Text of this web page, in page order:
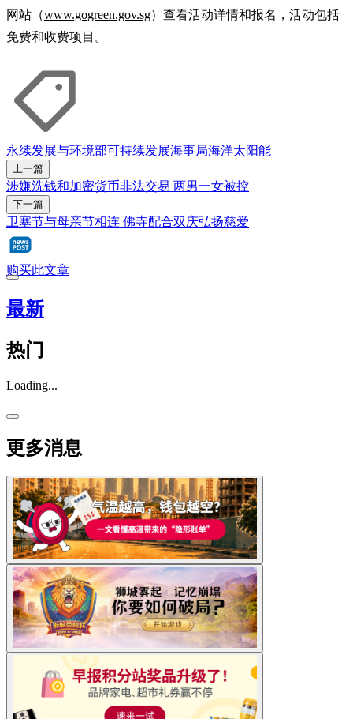
网站（www.gogreen.gov.sg）查看活动详情和报名，活动包括
免费和收费项目。
永续发展与环境部可持续发展海事局海洋太阳能
上一篇
涉嫌洗钱和加密货币非法交易 两男一女被控
下一篇
卫塞节与母亲节相连 佛寺配合双庆弘扬慈爱
购买此文章
最新
热门
Loading...
更多消息